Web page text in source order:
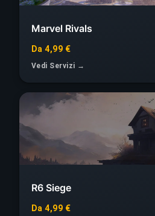
Marvel Rivals
Da 4,99 €
Vedi Servizi →
R6 Siege
Da 4,99 €